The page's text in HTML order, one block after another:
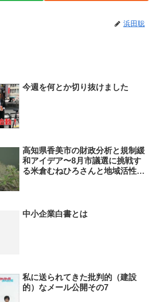
浜田聡
今週を何とか切り抜けました
高知県香美市の財政分析と規制緩
和アイデア〜8月市議選に挑戦す
る米倉むねひろさんと地域活性化
中小企業白書とは
私に送られてきた批判的（建設
的）なメール公開その7